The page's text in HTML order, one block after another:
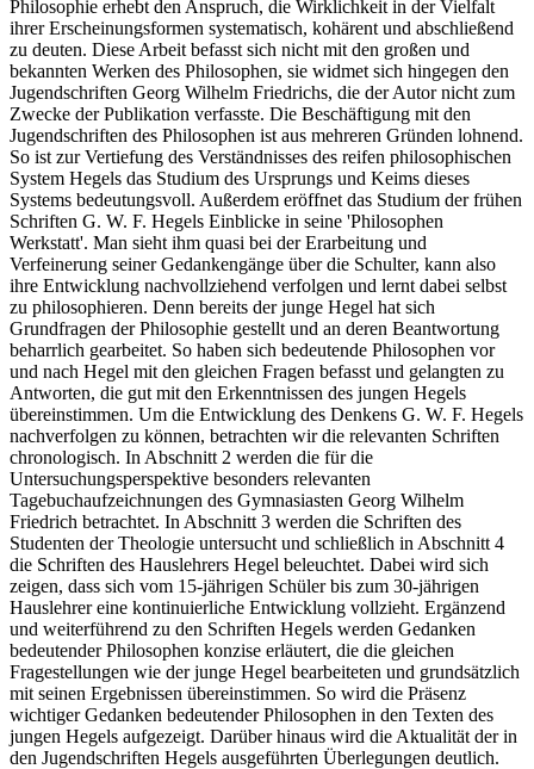
Philosophie erhebt den Anspruch, die Wirklichkeit in der Vielfalt
ihrer Erscheinungsformen systematisch, kohärent und abschließend
zu deuten. Diese Arbeit befasst sich nicht mit den großen und
bekannten Werken des Philosophen, sie widmet sich hingegen den
Jugendschriften Georg Wilhelm Friedrichs, die der Autor nicht zum
Zwecke der Publikation verfasste. Die Beschäftigung mit den
Jugendschriften des Philosophen ist aus mehreren Gründen lohnend.
So ist zur Vertiefung des Verständnisses des reifen philosophischen
System Hegels das Studium des Ursprungs und Keims dieses
Systems bedeutungsvoll. Außerdem eröffnet das Studium der frühen
Schriften G. W. F. Hegels Einblicke in seine 'Philosophen
Werkstatt'. Man sieht ihm quasi bei der Erarbeitung und
Verfeinerung seiner Gedankengänge über die Schulter, kann also
ihre Entwicklung nachvollziehend verfolgen und lernt dabei selbst
zu philosophieren. Denn bereits der junge Hegel hat sich
Grundfragen der Philosophie gestellt und an deren Beantwortung
beharrlich gearbeitet. So haben sich bedeutende Philosophen vor
und nach Hegel mit den gleichen Fragen befasst und gelangten zu
Antworten, die gut mit den Erkenntnissen des jungen Hegels
übereinstimmen. Um die Entwicklung des Denkens G. W. F. Hegels
nachverfolgen zu können, betrachten wir die relevanten Schriften
chronologisch. In Abschnitt 2 werden die für die
Untersuchungsperspektive besonders relevanten
Tagebuchaufzeichnungen des Gymnasiasten Georg Wilhelm
Friedrich betrachtet. In Abschnitt 3 werden die Schriften des
Studenten der Theologie untersucht und schließlich in Abschnitt 4
die Schriften des Hauslehrers Hegel beleuchtet. Dabei wird sich
zeigen, dass sich vom 15-jährigen Schüler bis zum 30-jährigen
Hauslehrer eine kontinuierliche Entwicklung vollzieht. Ergänzend
und weiterführend zu den Schriften Hegels werden Gedanken
bedeutender Philosophen konzise erläutert, die die gleichen
Fragestellungen wie der junge Hegel bearbeiteten und grundsätzlich
mit seinen Ergebnissen übereinstimmen. So wird die Präsenz
wichtiger Gedanken bedeutender Philosophen in den Texten des
jungen Hegels aufgezeigt. Darüber hinaus wird die Aktualität der in
den Jugendschriften Hegels ausgeführten Überlegungen deutlich.